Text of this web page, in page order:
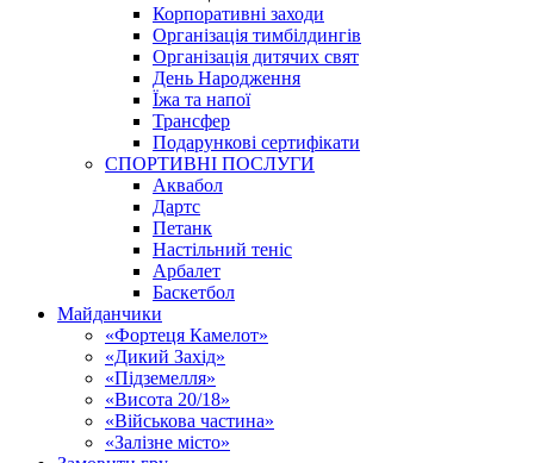
Корпоративні заходи
Організація тимбілдингів
Організація дитячих свят
День Народження
Їжа та напої
Трансфер
Подарункові сертифікати
СПОРТИВНІ ПОСЛУГИ
Аквабол
Дартс
Петанк
Настільний теніс
Арбалет
Баскетбол
Майданчики
«Фортеця Камелот»
«Дикий Захід»
«Підземелля»
«Висота 20/18»
«Військова частина»
«Залізне місто»